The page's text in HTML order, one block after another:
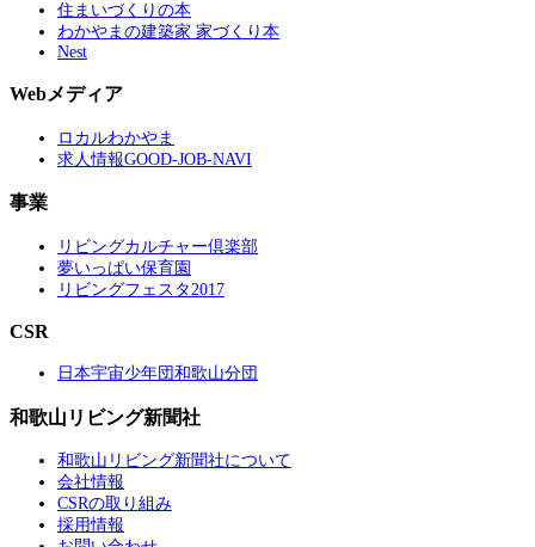
住まいづくりの本
わかやまの建築家 家づくり本
Nest
Webメディア
ロカルわかやま
求人情報GOOD-JOB-NAVI
事業
リビングカルチャー倶楽部
夢いっぱい保育園
リビングフェスタ2017
CSR
日本宇宙少年団和歌山分団
和歌山リビング新聞社
和歌山リビング新聞社について
会社情報
CSRの取り組み
採用情報